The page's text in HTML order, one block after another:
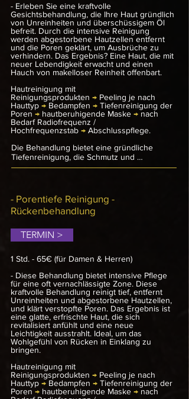
- Erleben Sie eine kraftvolle
Gesichtsbehandlung, die Ihre Haut gründlich
von Unreinheiten und überschüssigem Öl
befreit. Durch die intensive Reinigung
werden abgestorbene Hautzellen entfernt
und die Poren geklärt, um Ausbrüche zu
verhindern. Das Ergebnis? Eine Haut, die mit
neuer Lebendigkeit erwacht und einen
Hauch von makelloser Reinheit offenbart.
Hautreinigung mit
Reinigungsprodukten → Peeling je nach
Hauttyp → Bedampfen → Tiefenreinigung der
Poren → hautberuhigende Maske → nach
Bedarf Radiofrequenz /
Hochfrequenzstab → Abschlusspflege.
Die Behandlung bietet eine gründliche
Tiefenreinigung, die Schmutz und
Schadstoffe aus den Poren entfernt. Durch
glatteren und strahlenderen Haut führt.
Zudem wird die Haut genährt und
hydratisiert, wodurch der Feuchtigkeitsgehalt
Hautstruktur und des Teints sorgt für einen
jugendlichen Glanz. Ideal für alle Hauttypen,
Haut erfrischt, ausgewogen und revitalisiert.
Gönnen Sie sich noch heute einen
strahlenden Teint!
Hinweis: Es ist wichtig zu beachten, dass
tiefe entzündete Hautunreinheiten wie
Knötchen und Zysten niemals entfernt
werden sollten, auch nicht von einer
Kosmetikerin. Wenn Ihre Haut entzündet ist,
werden wir Extraktionen auf ein Minimum
beschränken oder ganz vermeiden. Sollten
Sie an mittelschwerer bis schwerer Akne
leiden, empfehlen wir Ihnen die Meso Aktive
Akne Behandlung. Diese
Gesichtsbehandlung ist hervorragend
- Porentiefe Reinigung -
Rückenbehandlung
TERMIN >
1 Std. - 65€ (für Damen & Herren)
- Diese Behandlung bietet intensive Pflege
für eine oft vernachlässigte Zone. Diese
kraftvolle Behandlung reinigt tief, entfernt
Unreinheiten und abgestorbene Hautzellen,
und klärt verstopfte Poren. Das Ergebnis ist
eine glatte, erfrischte Haut, die sich
revitalisiert anfühlt und eine neue
Leichtigkeit ausstrahlt. Ideal, um das
Wohlgefühl von Rücken in Einklang zu
bringen.
Hautreinigung mit
Reinigungsprodukten → Peeling je nach
Hauttyp → Bedampfen → Tiefenreinigung der
Poren → hautberuhigende Maske → nach